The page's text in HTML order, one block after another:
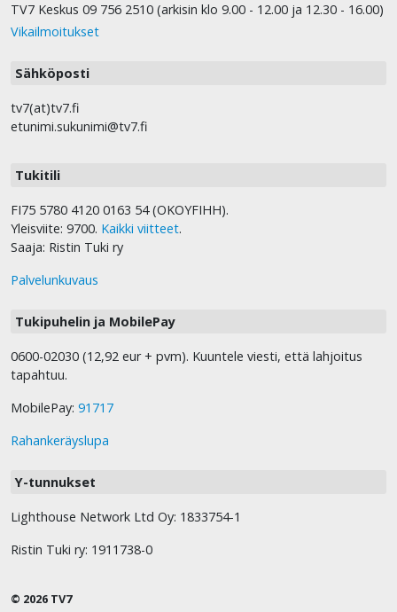
TV7 Keskus 09 756 2510 (arkisin klo 9.00 - 12.00 ja 12.30 - 16.00)
Vikailmoitukset
Sähköposti
tv7(at)tv7.fi
etunimi.sukunimi@tv7.fi
Tukitili
FI75 5780 4120 0163 54 (OKOYFIHH).
Yleisviite: 9700. Kaikki viitteet.
Saaja: Ristin Tuki ry
Palvelunkuvaus
Tukipuhelin ja MobilePay
0600-02030 (12,92 eur + pvm). Kuuntele viesti, että lahjoitus
tapahtuu.
MobilePay: 91717
Rahankeräyslupa
Y-tunnukset
Lighthouse Network Ltd Oy: 1833754-1
Ristin Tuki ry: 1911738-0
© 2026 TV7